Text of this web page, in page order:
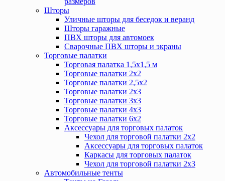
Шторы
Уличные шторы для беседок и веранд
Шторы гаражные
ПВХ шторы для автомоек
Сварочные ПВХ шторы и экраны
Торговые палатки
Торговая палатка 1,5х1,5 м
Торговые палатки 2х2
Торговые палатки 2,5х2
Торговые палатки 2х3
Торговые палатки 3х3
Торговые палатки 4х3
Торговые палатки 6х2
Аксессуары для торговых палаток
Чехол для торговой палатки 2х2
Аксессуары для торговых палаток
Каркасы для торговых палаток
Чехол для торговой палатки 2х3
Автомобильные тенты